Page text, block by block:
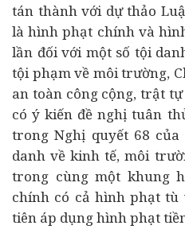
tán thành với dự thảo
là hình phạt chính và
lần đối với một số tội
tội phạm về môi trường,
an toàn công cộng, trật
có ý kiến đề nghị tuân
trong Nghị quyết 68
danh về kinh tế, môi
trong cùng một khung
chính có cả hình phạt
tiên áp dụng hình phạt